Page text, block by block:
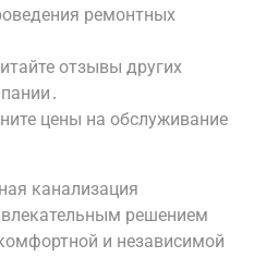
ремонтных
отзывы других
цены на обслуживание
канализация
решением
и независимой